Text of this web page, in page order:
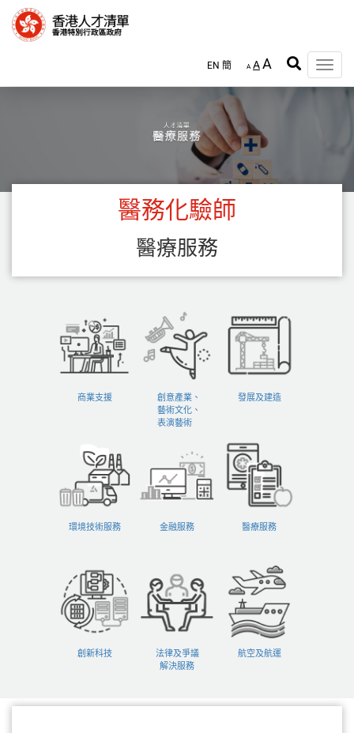
EN 簡 A AA
Toggle
醫務化驗師
醫療服務
商業支援
創意產業、
藝術文化、
表演藝術
發展及建造
環境技術服務 金融服務 醫療服務
創新科技
法律及爭議
解決服務
航空及航運